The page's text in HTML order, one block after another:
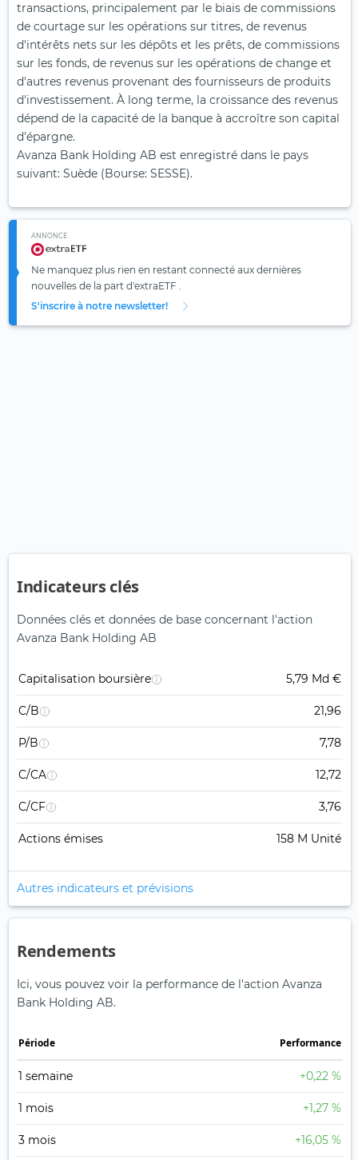
transactions, principalement par le biais de commissions
de courtage sur les opérations sur titres, de revenus
d'intérêts nets sur les dépôts et les prêts, de commissions
sur les fonds, de revenus sur les opérations de change et
d'autres revenus provenant des fournisseurs de produits
d'investissement. À long terme, la croissance des revenus
dépend de la capacité de la banque à accroître son capital
d'épargne.
Avanza Bank Holding AB est enregistré dans le pays
suivant: Suède (Bourse: SESSE).
ANNONCE
Ne manquez plus rien en restant connecté aux dernières
nouvelles de la part d'extraETF .
S'inscrire à notre newsletter!
Indicateurs clés
Données clés et données de base concernant l'action
Avanza Bank Holding AB
Capitalisation boursière 5,79 Md €
C/B 21,96
P/B 7,78
C/CA 12,72
C/CF 3,76
Actions émises 158 M Unité
Autres indicateurs et prévisions
Rendements
Ici, vous pouvez voir la performance de l'action Avanza
Bank Holding AB.
Période Performance
1 semaine +0,22 %
1 mois +1,27 %
3 mois +16,05 %